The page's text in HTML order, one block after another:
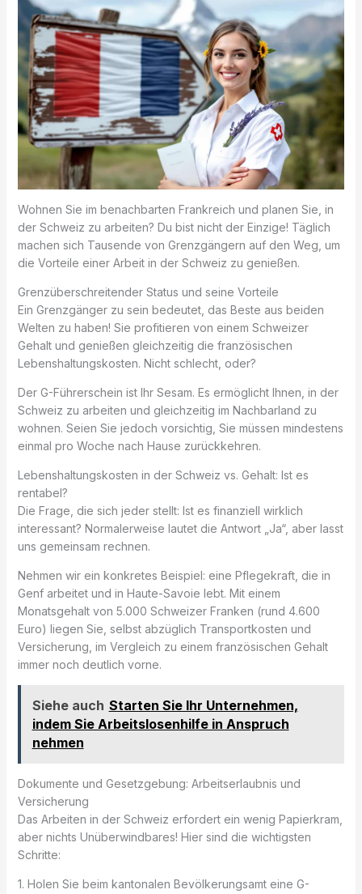
Wohnen Sie im benachbarten Frankreich und planen Sie, in
der Schweiz zu arbeiten? Du bist nicht der Einzige! Täglich
machen sich Tausende von Grenzgängern auf den Weg, um
die Vorteile einer Arbeit in der Schweiz zu genießen.
Grenzüberschreitender Status und seine Vorteile
Ein Grenzgänger zu sein bedeutet, das Beste aus beiden
Welten zu haben! Sie profitieren von einem Schweizer
Gehalt und genießen gleichzeitig die französischen
Lebenshaltungskosten. Nicht schlecht, oder?
Der G-Führerschein ist Ihr Sesam. Es ermöglicht Ihnen, in der
Schweiz zu arbeiten und gleichzeitig im Nachbarland zu
wohnen. Seien Sie jedoch vorsichtig, Sie müssen mindestens
einmal pro Woche nach Hause zurückkehren.
Lebenshaltungskosten in der Schweiz vs. Gehalt: Ist es
rentabel?
Die Frage, die sich jeder stellt: Ist es finanziell wirklich
interessant? Normalerweise lautet die Antwort „Ja“, aber lasst
uns gemeinsam rechnen.
Nehmen wir ein konkretes Beispiel: eine Pflegekraft, die in
Genf arbeitet und in Haute-Savoie lebt. Mit einem
Monatsgehalt von 5.000 Schweizer Franken (rund 4.600
Euro) liegen Sie, selbst abzüglich Transportkosten und
Versicherung, im Vergleich zu einem französischen Gehalt
immer noch deutlich vorne.
Siehe auch Starten Sie Ihr Unternehmen,
indem Sie Arbeitslosenhilfe in Anspruch
nehmen
Dokumente und Gesetzgebung: Arbeitserlaubnis und
Versicherung
Das Arbeiten in der Schweiz erfordert ein wenig Papierkram,
aber nichts Unüberwindbares! Hier sind die wichtigsten
Schritte:
1. Holen Sie beim kantonalen Bevölkerungsamt eine G-